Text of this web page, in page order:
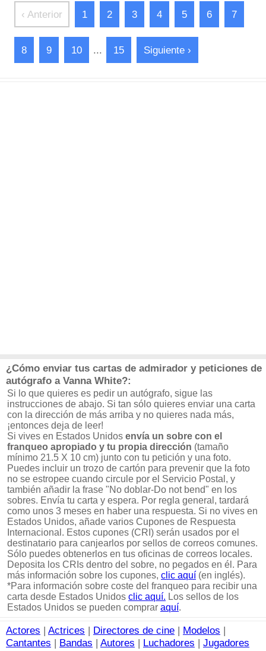
‹ Anterior 1 2 3 4 5 6 7
8 9 10 ... 15 Siguiente ›
¿Cómo enviar tus cartas de admirador y peticiones de
autógrafo a Vanna White?:
Si lo que quieres es pedir un autógrafo, sigue las
instrucciones de abajo. Si tan sólo quieres enviar una carta
con la dirección de más arriba y no quieres nada más,
¡entonces deja de leer!
Si vives en Estados Unidos envía un sobre con el
franqueo apropiado y tu propia dirección (tamaño
mínimo 21.5 X 10 cm) junto con tu petición y una foto.
Puedes incluir un trozo de cartón para prevenir que la foto
no se estropee cuando circule por el Servicio Postal, y
también añadir la frase "No doblar-Do not bend" en los
sobres. Envía tu carta y espera. Por regla general, tardará
como unos 3 meses en haber una respuesta. Si no vives en
Estados Unidos, añade varios Cupones de Respuesta
Internacional. Estos cupones (CRI) serán usados por el
destinatario para canjearlos por sellos de correos comunes.
Sólo puedes obtenerlos en tus oficinas de correos locales.
Deposita los CRIs dentro del sobre, no pegados en él. Para
más información sobre los cupones, clic aquí (en inglés).
*Para información sobre coste del franqueo para recibir una
carta desde Estados Unidos clic aquí. Los sellos de los
Estados Unidos se pueden comprar aquí.
Actores | Actrices | Directores de cine | Modelos |
Cantantes | Bandas | Autores | Luchadores | Jugadores